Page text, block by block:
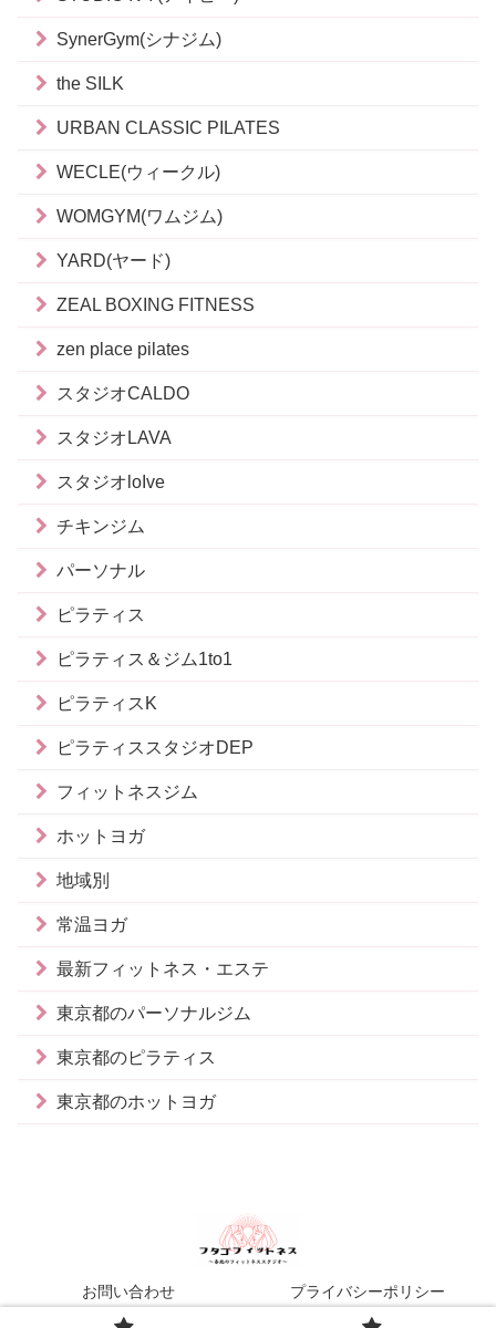
SynerGym(シナジム)
the SILK
URBAN CLASSIC PILATES
WECLE(ウィークル)
WOMGYM(ワムジム)
YARD(ヤード)
ZEAL BOXING FITNESS
zen place pilates
スタジオCALDO
スタジオLAVA
スタジオloIve
チキンジム
パーソナル
ピラティス
ピラティス＆ジム1to1
ピラティスK
ピラティススタジオDEP
フィットネスジム
ホットヨガ
地域別
常温ヨガ
最新フィットネス・エステ
東京都のパーソナルジム
東京都のピラティス
東京都のホットヨガ
お問い合わせ プライバシーポリシー